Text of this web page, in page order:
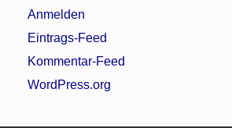
Anmelden
Eintrags-Feed
Kommentar-Feed
WordPress.org